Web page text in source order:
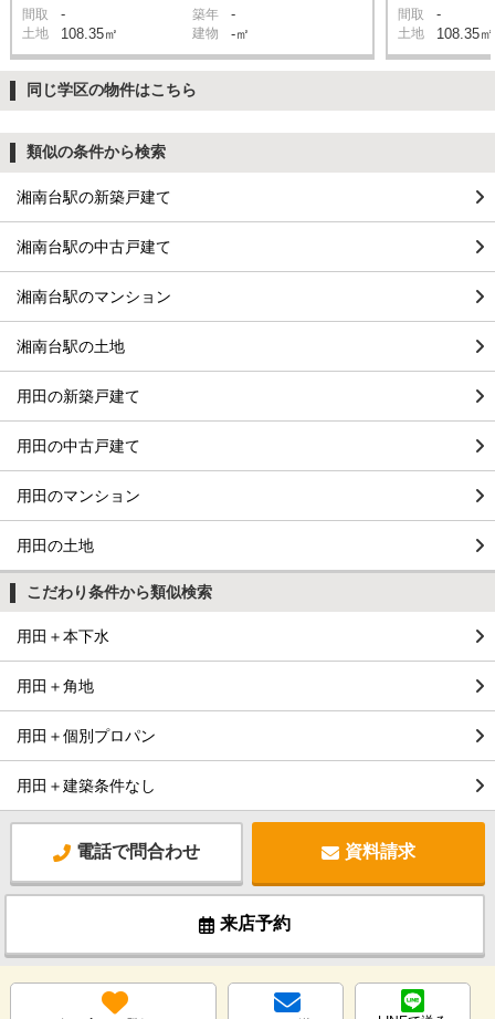
間取 - 築年 -
土地 108.35㎡ 建物 -㎡
間取 -
土地 108.35㎡
同じ学区の物件はこちら
類似の条件から検索
湘南台駅の新築戸建て
湘南台駅の中古戸建て
湘南台駅のマンション
湘南台駅の土地
用田の新築戸建て
用田の中古戸建て
用田のマンション
用田の土地
こだわり条件から類似検索
用田＋本下水
用田＋角地
用田＋個別プロパン
用田＋建築条件なし
電話で問合わせ 資料請求
来店予約